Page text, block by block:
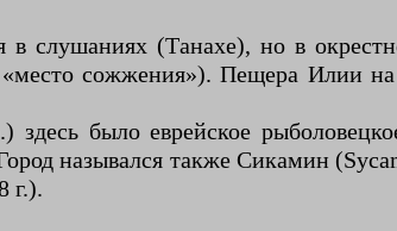
слушаниях (Танахе), но в
сожжения»). Пещера Илии на
было еврейское
назывался также Сикамин
г.).